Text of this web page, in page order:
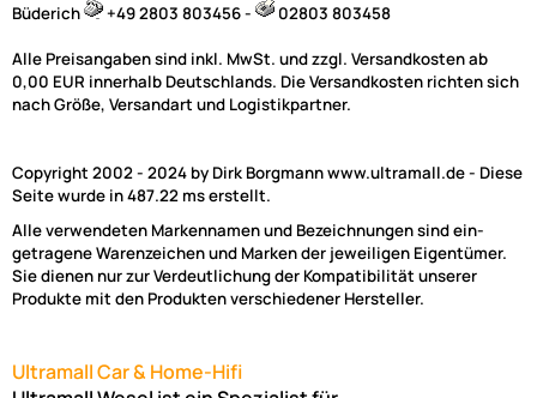
Büderich
+49 2803 803456 - 02803 803458
Alle Preisangaben sind inkl. MwSt. und zzgl. Versandkosten ab
0,00 EUR innerhalb Deutschlands. Die Versandkosten richten sich
nach Größe, Versandart und Logistikpartner.
Copyright 2002 - 2024 by Dirk Borgmann www.ultramall.de - Diese
Seite wurde in 487.22 ms erstellt.
Alle verwendeten Markennamen und Bezeichnungen sind ein-
getragene Warenzeichen und Marken der jeweiligen Eigentümer.
Sie dienen nur zur Verdeutlichung der Kompatibilität unserer
Produkte mit den Produkten verschiedener Hersteller.
Ultramall Car & Home-Hifi